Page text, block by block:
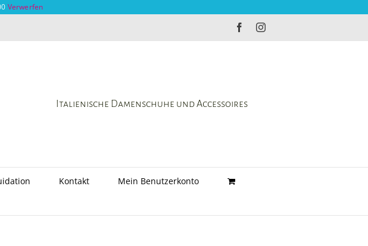
Verwerfen
FacebookInstagram
Italienische Damenschuhe und Accessoires
Kontakt Mein Benutzerkonto